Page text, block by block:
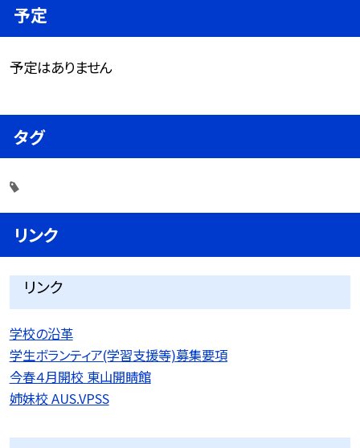
予定
予定はありません
タグ
リンク
リンク
学校の沿革
学生ボランティア(学習支援等)募集要項
今春４月開校 東山開睛館
姉妹校 AUS.VPSS